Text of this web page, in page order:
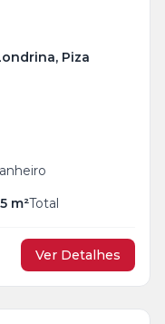
Piza
m²Total
Ver Detalhes